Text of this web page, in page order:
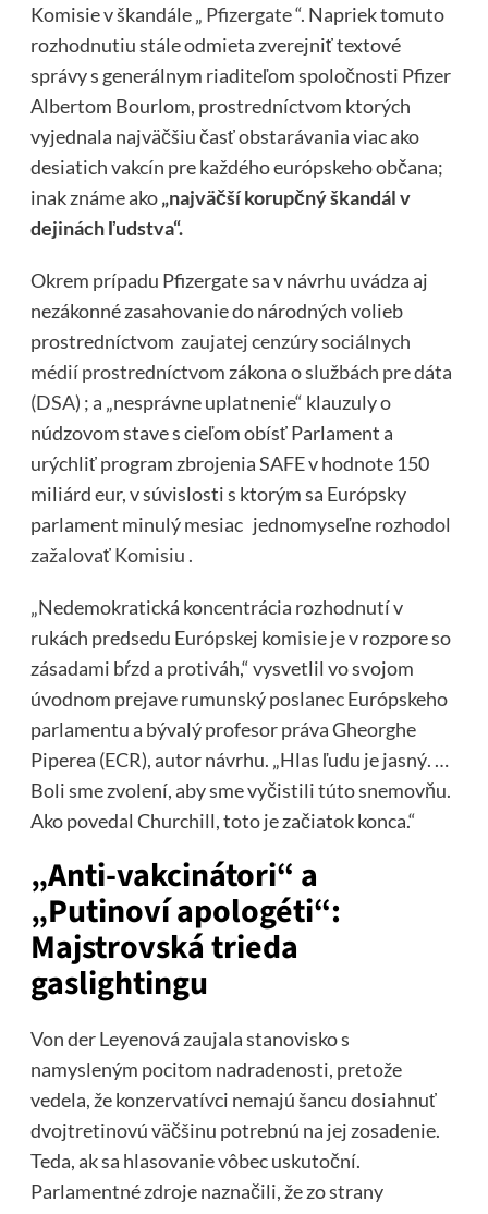
Komisie v škandále „ Pfizergate“. Napriek tomuto
rozhodnutiu stále odmieta zverejniť textové
správy s generálnym riaditeľom spoločnosti Pfizer
Albertom Bourlom, prostredníctvom ktorých
vyjednala najväčšiu časť obstarávania viac ako
desiatich vakcín pre každého európskeho občana;
inak známe ako„najväčší korupčný škandál v
dejinách ľudstva“.
Okrem prípadu Pfizergate sa v návrhu uvádza aj
nezákonné zasahovanie do národných volieb
prostredníctvom zaujatej cenzúry sociálnych
médií prostredníctvom zákona o službách pre dáta
(DSA) ; a „nesprávne uplatnenie“ klauzuly o
núdzovom stave s cieľom obísť Parlament a
urýchliť program zbrojenia SAFE v hodnote 150
miliárd eur, v súvislosti s ktorým sa Európsky
parlament minulý mesiac jednomyseľnerozhodol
zažalovať Komisiu .
„Nedemokratická koncentrácia rozhodnutí v
rukách predsedu Európskej komisie je v rozpore so
zásadami bŕzd a protiváh,“ vysvetlil vo svojom
úvodnom prejave rumunský poslanec Európskeho
parlamentu a bývalý profesor práva Gheorghe
Piperea (ECR), autor návrhu. „Hlas ľudu je jasný. …
Boli sme zvolení, aby sme vyčistili túto snemovňu.
Ako povedal Churchill, toto je začiatok konca.“
„Anti-vakcinátori“ a
„Putinoví apologéti“:
Majstrovská trieda
gaslightingu
Von der Leyenová zaujala stanovisko s
namysleným pocitom nadradenosti, pretože
vedela, že konzervatívci nemajú šancu dosiahnuť
dvojtretinovú väčšinu potrebnú na jej zosadenie.
Teda, ak sa hlasovanie vôbec uskutoční.
Parlamentné zdroje naznačili, že zo strany